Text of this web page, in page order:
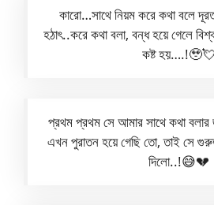
কারো…সাথে নিয়ম করে কথা বলে
হঠাৎ..করে কথা বলা, বন্ধ হয়ে গেলে
কষ্ট হয়….!🥹💘
প্রথম প্রথম সে আমার সাথে কথা
এখন পুরাতন হয়ে গেছি তো, তাই সে
দিলো..!😅💔